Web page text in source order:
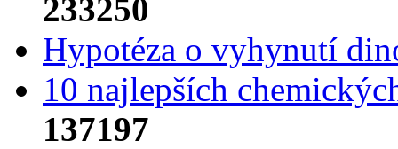
233250
Hypotéza o vyhynutí
10 najlepších
137197